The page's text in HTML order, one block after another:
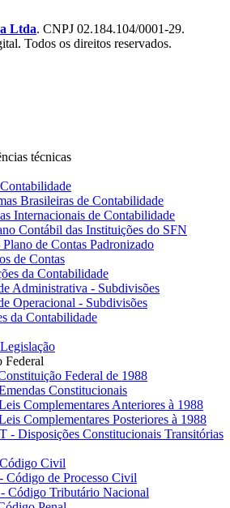
Ltda. CNPJ 02.184.104/0001-29.
Todos os direitos reservados.
técnicas
Brasileiras de Contabilidade
Internacionais de Contabilidade
Contábil das Instituições do SFN
de Contas Padronizado
de Contas
da Contabilidade
Administrativa - Subdivisões
Operacional - Subdivisões
da Contabilidade
Federal
Federal de 1988
Constitucionais
Complementares Anteriores à 1988
Complementares Posteriores à 1988
- Disposições Constitucionais Transitórias
Civil
Código de Processo Civil
Código Tributário Nacional